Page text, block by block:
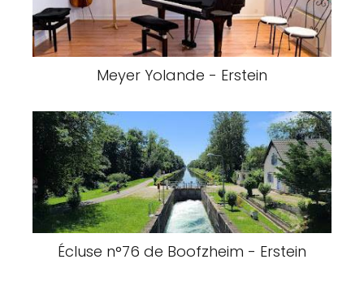
Meyer Yolande - Erstein
Écluse n°76 de Boofzheim - Erstein